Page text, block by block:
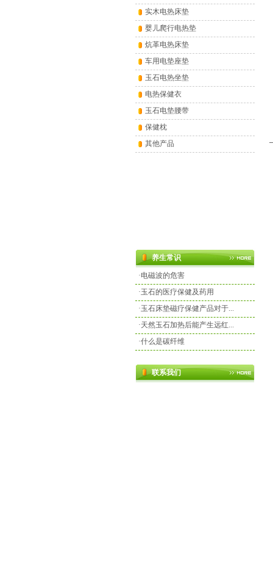
实木电热床垫
婴儿爬行电热垫
炕革电热床垫
车用电垫座垫
玉石电热坐垫
电热保健衣
玉石电垫腰带
保健枕
其他产品
养生常识
·电磁波的危害
·玉石的医疗保健及药用
·玉石床垫磁疗保健产品对于...
·天然玉石加热后能产生远红...
·什么是碳纤维
联系我们